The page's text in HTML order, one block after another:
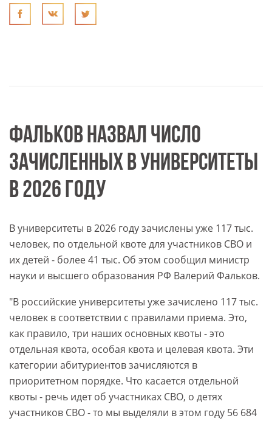
ФАЛЬКОВ НАЗВАЛ ЧИСЛО
ЗАЧИСЛЕННЫХ В УНИВЕРСИТЕТЫ
В 2026 ГОДУ
В университеты в 2026 году зачислены уже 117 тыс.
человек, по отдельной квоте для участников СВО и
их детей - более 41 тыс. Об этом сообщил министр
науки и высшего образования РФ Валерий Фальков.
"В российские университеты уже зачислено 117 тыс.
человек в соответствии с правилами приема. Это,
как правило, три наших основных квоты - это
отдельная квота, особая квота и целевая квота. Эти
категории абитуриентов зачисляются в
приоритетном порядке. Что касается отдельной
квоты - речь идет об участниках СВО, о детях
участников СВО - то мы выделяли в этом году 56 684